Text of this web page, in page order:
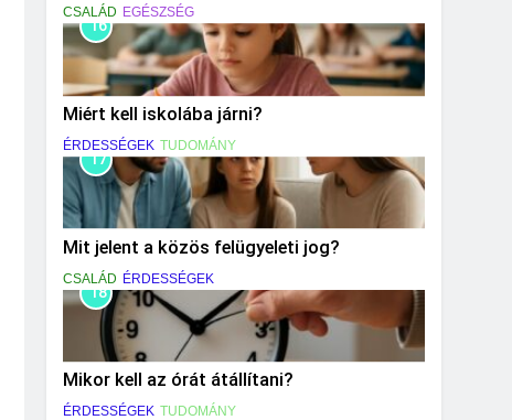
CSALÁD EGÉSZSÉG
16
Miért kell iskolába járni?
ÉRDESSÉGEK TUDOMÁNY
17
Mit jelent a közös felügyeleti jog?
CSALÁD ÉRDESSÉGEK
18
Mikor kell az órát átállítani?
ÉRDESSÉGEK TUDOMÁNY